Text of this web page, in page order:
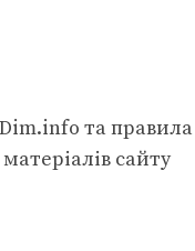
та правила
сайту